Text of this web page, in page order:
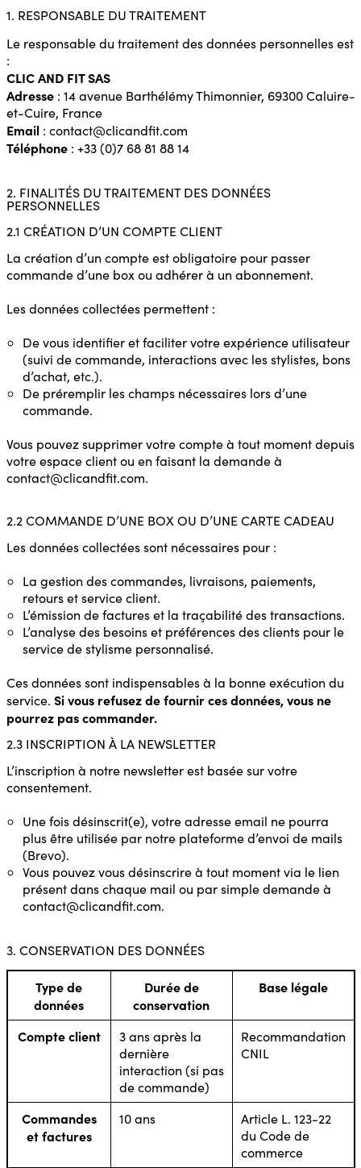
1. RESPONSABLE DU TRAITEMENT
Le responsable du traitement des données personnelles est
:
CLIC AND FIT SAS
Adresse: 14 avenue Barthélémy Thimonnier, 69300 Caluire-
et-Cuire, France
Email: contact@clicandfit.com
Téléphone: +33 (0)7 68 81 88 14
2. FINALITÉS DU TRAITEMENT DES DONNÉES
PERSONNELLES
2.1 CRÉATION D’UN COMPTE CLIENT
La création d’un compte est obligatoire pour passer
commande d’une box ou adhérer à un abonnement.
Les données collectées permettent :
De vous identifier et faciliter votre expérience utilisateur
(suivi de commande, interactions avec les stylistes, bons
d’achat, etc.).
De préremplir les champs nécessaires lors d’une
commande.
Vous pouvez supprimer votre compte à tout moment depuis
votre espace client ou en faisant la demande à
contact@clicandfit.com.
2.2 COMMANDE D’UNE BOX OU D’UNE CARTE CADEAU
Les données collectées sont nécessaires pour :
La gestion des commandes, livraisons, paiements,
retours et service client.
L’émission de factures et la traçabilité des transactions.
L’analyse des besoins et préférences des clients pour le
service de stylisme personnalisé.
Ces données sont indispensables à la bonne exécution du
service. Si vous refusez de fournir ces données, vous ne
pourrez pas commander.
2.3 INSCRIPTION À LA NEWSLETTER
L’inscription à notre newsletter est basée sur votre
consentement.
Une fois désinscrit(e), votre adresse email ne pourra
plus être utilisée par notre plateforme d’envoi de mails
(Brevo).
Vous pouvez vous désinscrire à tout moment via le lien
présent dans chaque mail ou par simple demande à
contact@clicandfit.com.
3. CONSERVATION DES DONNÉES
Type de
données
Durée de
conservation
Base légale
Compte client
3 ans après la
dernière
interaction (si pas
de commande)
Recommandation
CNIL
Commandes
et factures
10 ans
Article L. 123-22
du Code de
commerce